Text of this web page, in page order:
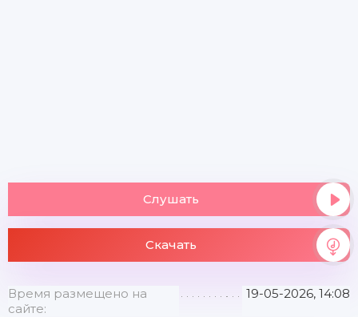
Слушать
Скачать
Время размещено на
сайте:
19-05-2026, 14:08